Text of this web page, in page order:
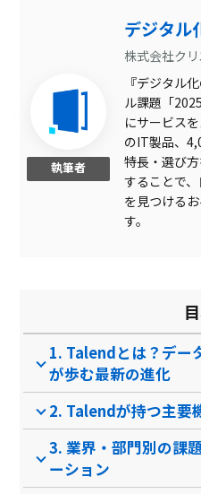
オープンソースコミュニテ
APIアップデート自動対応
サービス資料
無料ダウンロード
ASTERIA
執筆者
デジタル
株式会社ク
『デジタル
ル課題「
にサービス
のIT製品、
特長・選び
することで
を見つける
す。
1. Talendとは？デー
が歩む最新の進化
2. Talendが持つ主要
3. 業界・部門別の課
ーション